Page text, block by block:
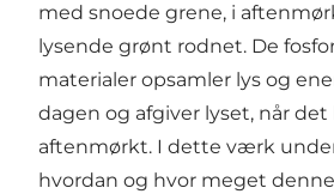
med snoede grene, i
lysende grønt rodnet. De
materialer opsamler lys og
dagen og afgiver lyset, når det
aftenmørkt. I dette værk
hvordan og hvor meget